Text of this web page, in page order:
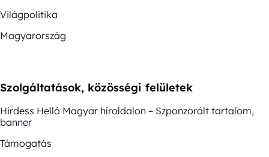
Világpolitika
Magyarország
Szolgáltatások, közösségi felületek
Hirdess Helló Magyar híroldalon – Szponzorált tartalom,
banner
Támogatás